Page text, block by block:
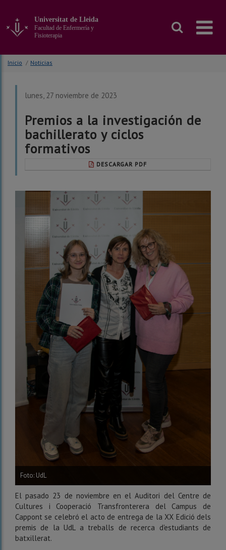
contenido
principal
la
página
Universitat de Lleida
Facultad de Enfermería y
Fisioterapia
Inicio / Noticias
lunes, 27 noviembre de 2023
Premios a la investigación de
bachillerato y ciclos
formativos
DESCARGAR PDF
Foto: UdL
El pasado 23 de noviembre en el Auditori del Centre de
Cultures i Cooperació Transfronterera del Campus de
Cappont se celebró el acto de entrega de la XX Edició dels
premis de la UdL a treballs de recerca d'estudiants de
batxillerat.